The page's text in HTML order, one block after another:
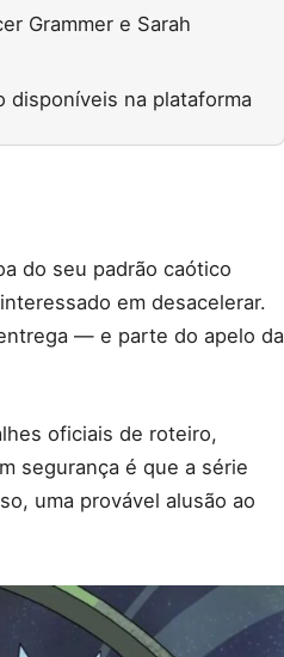
Grammer e Sarah
disponíveis na plataforma
do seu padrão caótico
em desacelerar.
— e parte do apelo da
oficiais de roteiro,
segurança é que a série
uma provável alusão ao